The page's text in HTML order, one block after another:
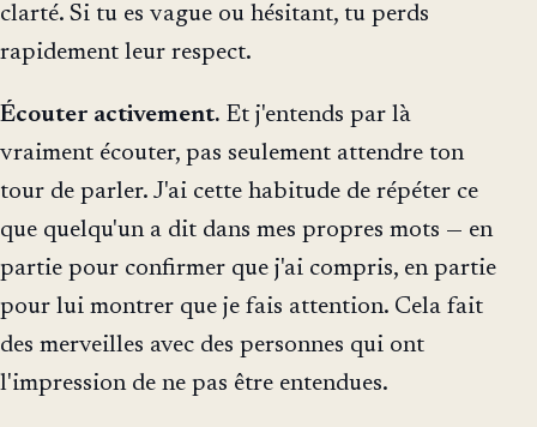
clarté. Si tu es vague ou hésitant, tu perds
rapidement leur respect.
Écouter activement. Et j'entends par là
vraiment écouter, pas seulement attendre ton
tour de parler. J'ai cette habitude de répéter ce
que quelqu'un a dit dans mes propres mots — en
partie pour confirmer que j'ai compris, en partie
pour lui montrer que je fais attention. Cela fait
des merveilles avec des personnes qui ont
l'impression de ne pas être entendues.